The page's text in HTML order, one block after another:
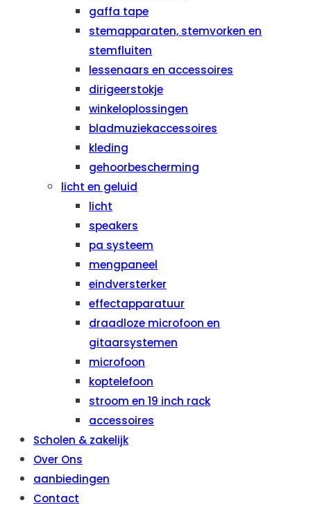
gaffa tape
stemapparaten, stemvorken en
stemfluiten
lessenaars en accessoires
dirigeerstokje
winkeloplossingen
bladmuziekaccessoires
kleding
gehoorbescherming
licht en geluid
licht
speakers
pa systeem
mengpaneel
eindversterker
effectapparatuur
draadloze microfoon en
gitaarsystemen
microfoon
koptelefoon
stroom en 19 inch rack
accessoires
Scholen & zakelijk
Over Ons
aanbiedingen
Contact